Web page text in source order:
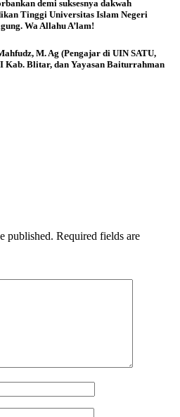
demi suksesnya dakwah
Tinggi Universitas Islam Negeri
Wa Allahu A’lam!
M. Ag (Pengajar di UIN SATU,
Blitar, dan Yayasan Baiturrahman
published. Required fields are